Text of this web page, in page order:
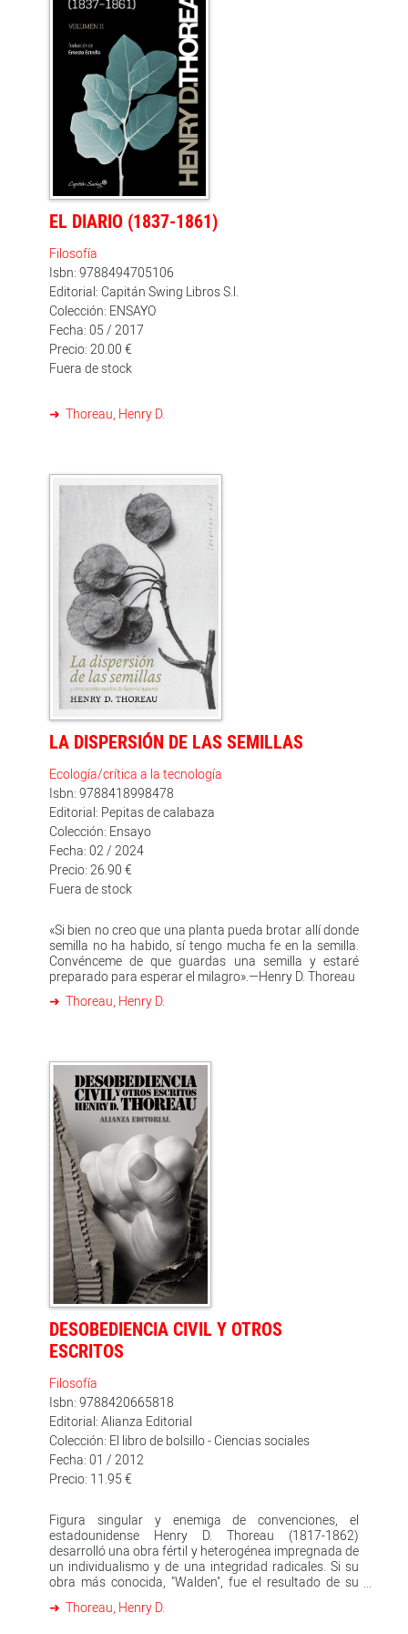
EL DIARIO (1837-1861)
Filosofía
Isbn: 9788494705106
Editorial: Capitán Swing Libros S.l.
Colección: ENSAYO
Fecha: 05 / 2017
Precio: 20.00 €
Fuera de stock
Thoreau, Henry D.
LA DISPERSIÓN DE LAS SEMILLAS
Ecología/crítica a la tecnología
Isbn: 9788418998478
Editorial: Pepitas de calabaza
Colección: Ensayo
Fecha: 02 / 2024
Precio: 26.90 €
Fuera de stock
«Si bien no creo que una planta pueda brotar allí donde
semilla no ha habido, sí tengo mucha fe en la semilla.
Convénceme de que guardas una semilla y estaré
preparado para esperar el milagro».—Henry D. Thoreau
Thoreau, Henry D.
DESOBEDIENCIA CIVIL Y OTROS
ESCRITOS
Filosofía
Isbn: 9788420665818
Editorial: Alianza Editorial
Colección: El libro de bolsillo - Ciencias sociales
Fecha: 01 / 2012
Precio: 11.95 €
Figura singular y enemiga de convenciones, el
estadounidense Henry D. Thoreau (1817-1862)
desarrolló una obra fértil y heterogénea impregnada de
un individualismo y de una integridad radicales. Si su
obra más conocida, "Walden", fue el resultado de su
autosuficiente en la naturaleza, en sus «Diarios»,
Thoreau, Henry D.